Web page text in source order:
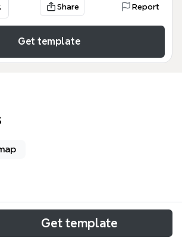
Share Report
Get template
INTELLIGENCE ECONOMIQUE est
destiné aux étudiants,
Get template